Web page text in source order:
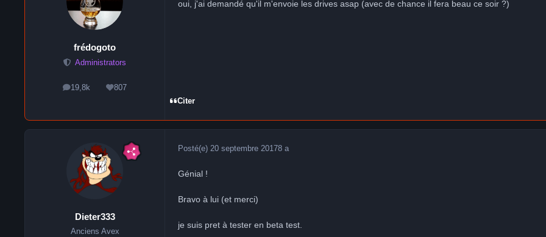
frédogoto
Administrators
19,8k
messages807
Réputation
oui, j'ai demandé qu'il m'envoie les drives asap (avec de chance il fera beau ce soir ?)
Citer
Dieter333
Anciens Avex
Posté(e) 20 septembre 20178 a
Génial !
Bravo à lui (et merci)
je suis pret à tester en beta test.